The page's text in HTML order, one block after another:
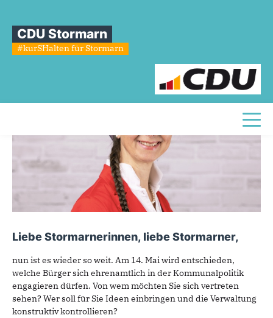
CDU Stormarn
#kurSHalten für Stormarn
Sie sind hier
WK12-JanneBollingberg
Liebe Stormarnerinnen, liebe Stormarner,
nun ist es wieder so weit. Am 14. Mai wird entschieden,
welche Bürger sich ehrenamtlich in der Kommunalpolitik
engagieren dürfen. Von wem möchten Sie sich vertreten
sehen? Wer soll für Sie Ideen einbringen und die Verwaltung
konstruktiv kontrollieren?